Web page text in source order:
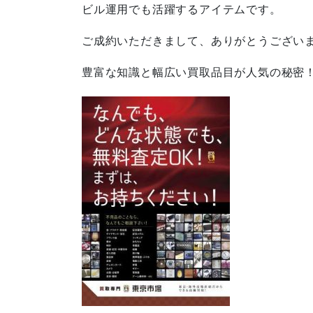
ビル運用でも活躍するアイテムです。
ご成約いただきまして、ありがとうございま
豊富な知識と幅広い買取品目が人気の秘密！